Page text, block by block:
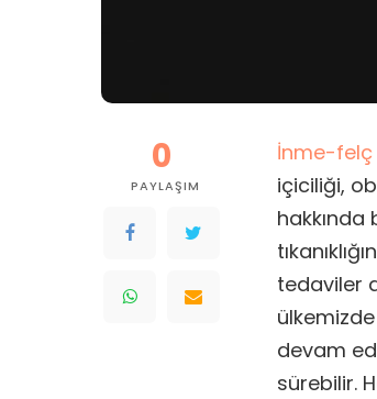
0
PAYLAŞIM
İnme-felç
içiciliği,
tedaviler
devam
sürebilir.